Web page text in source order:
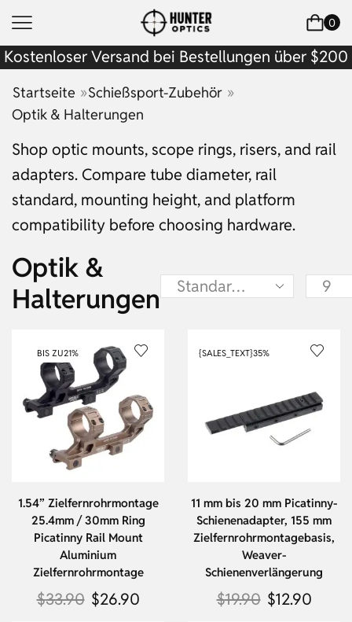
0
Kostenloser Versand bei Bestellungen über $200
Startseite »Schießsport-Zubehör »
Optik & Halterungen
Shop optic mounts, scope rings, risers, and rail
adapters. Compare tube diameter, rail
standard, mounting height, and platform
compatibility before choosing hardware.
Optik &
Halterungen
BIS ZU21%
1.54” Zielfernrohrmontage
25.4mm / 30mm Ring
Picatinny Rail Mount
Aluminium
Zielfernrohrmontage
$33.90 $26.90
{SALES_TEXT}35%
11 mm bis 20 mm Picatinny-
Schienenadapter, 155 mm
Zielfernrohrmontagebasis,
Weaver-
Schienenverlängerung
$19.90 $12.90